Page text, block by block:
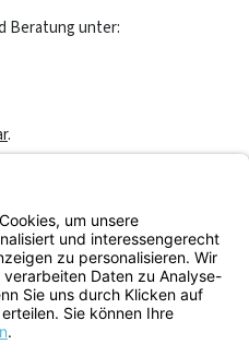
Beratung unter:
.